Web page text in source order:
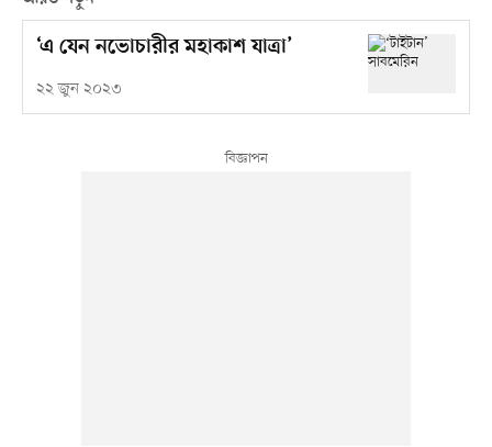
‘এ যেন নভোচারীর মহাকাশ যাত্রা’
২২ জুন ২০২৩